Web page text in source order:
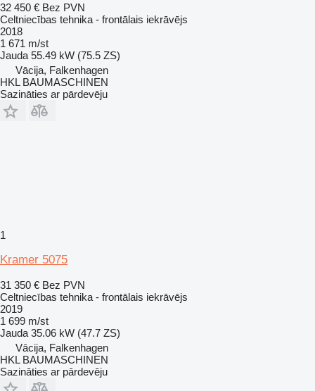
32 450 € Bez PVN
Celtniecības tehnika - frontālais iekrāvējs
2018
1 671 m/st
Jauda 55.49 kW (75.5 ZS)
Vācija, Falkenhagen
HKL BAUMASCHINEN
Sazināties ar pārdevēju
1
Kramer 5075
31 350 € Bez PVN
Celtniecības tehnika - frontālais iekrāvējs
2019
1 699 m/st
Jauda 35.06 kW (47.7 ZS)
Vācija, Falkenhagen
HKL BAUMASCHINEN
Sazināties ar pārdevēju